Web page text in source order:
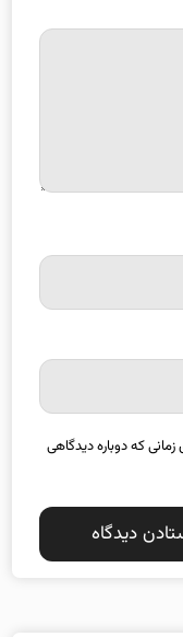
که دوباره دیدگاهی